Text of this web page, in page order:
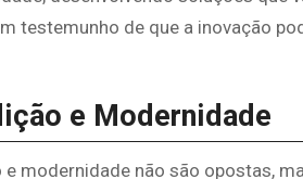
testemunho de que a inovação
e Modernidade
modernidade não são opostas,